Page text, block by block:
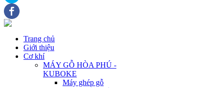
Trang chủ
Giới thiệu
Cơ khí
MÁY GỖ HÒA PHÚ -
KUBOKE
Máy ghép gỗ